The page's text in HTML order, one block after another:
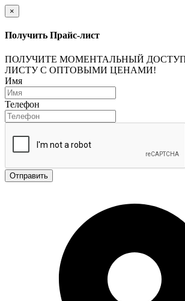
×
Получить Прайс-лист
ПОЛУЧИТЕ МОМЕНТАЛЬНЫЙ
ЛИСТУ С ОПТОВЫМИ ЦЕНАМИ!
Имя
Телефон
Отправить